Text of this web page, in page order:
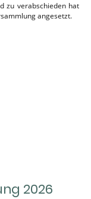
zu verabschieden hat
angesetzt.
2026